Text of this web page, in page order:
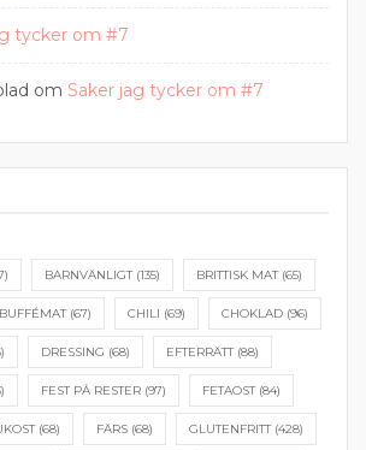
tycker om #7
om Saker jag tycker om #7
BARNVÄNLIGT(135) BRITTISK MAT(65)
BUFFÉMAT(67) CHILI (69) CHOKLAD (96)
DRESSING (68) EFTERRÄTT(88)
FEST PÅ RESTER(97) FETAOST(84)
(68) FÄRS(68) GLUTENFRITT(428)